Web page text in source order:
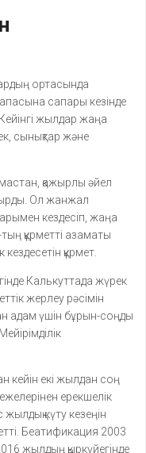
ортасында
сапары кезінде
жылдар жаңа
сынықтар және
қажырлы әйел
Ол жанжал
кездесіп, жаңа
құрметті азаматы
құрмет.
Калькуттада жүрек
жерлеу рәсімін
адам үшін бұрын-соңды
кейін екі жылдан соң
ерекшелік
күту кезеңін
Беатификация 2003
жылдың қыркүйегінде